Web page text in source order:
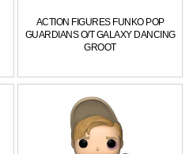
ACTION FIGURES FUNKO POP
GUARDIANS O/T GALAXY DANCING
GROOT